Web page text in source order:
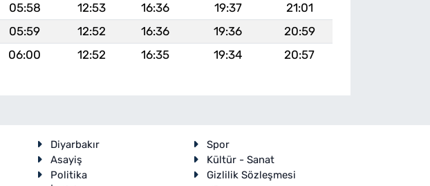
05:58 12:53 16:36 19:37
21:01
05:59 12:52 16:36 19:36
20:59
06:00 12:52 16:35 19:34 20:57
Diyarbakır
Spor
Asayiş
Kültür - Sanat
Politika
Gizlilik Sözleşmesi